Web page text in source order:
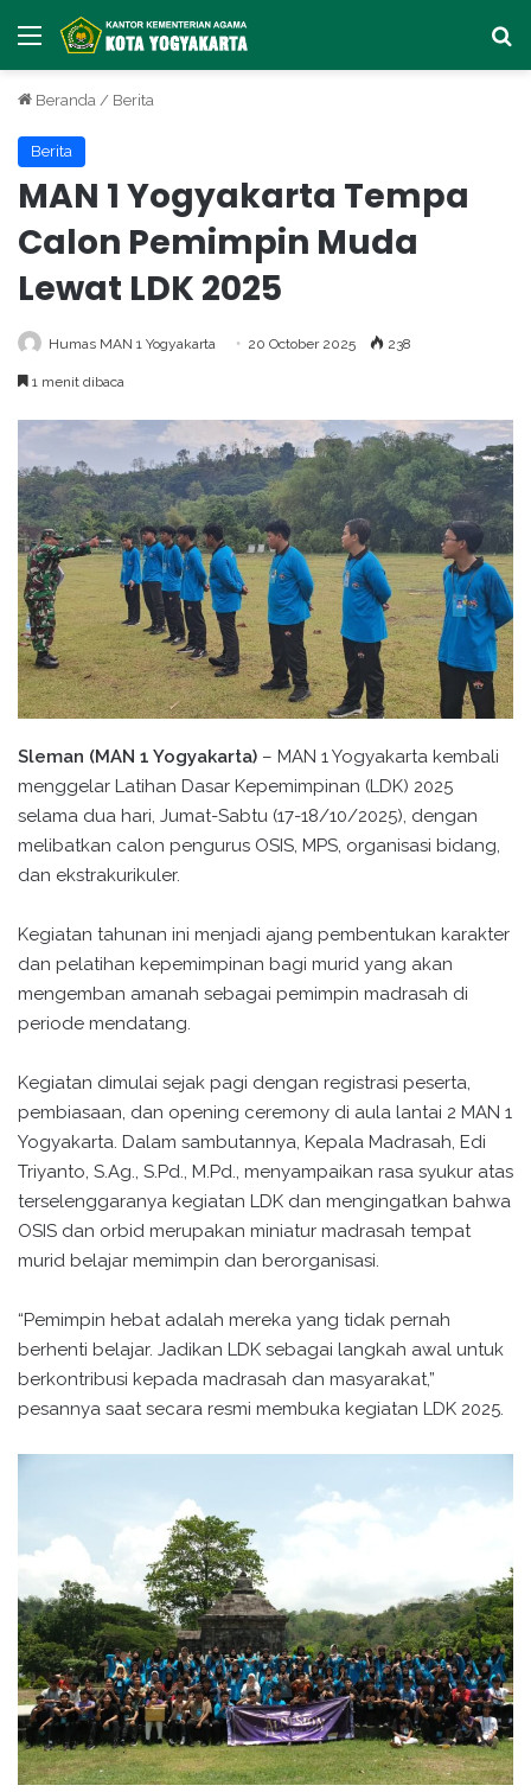
Menu
Beranda / Berita
Berita
MAN 1 Yogyakarta Tempa
Calon Pemimpin Muda
Lewat LDK 2025
Humas MAN 1 Yogyakarta 20 October 2025 238
1 menit dibaca
Sleman (MAN 1 Yogyakarta) – MAN 1 Yogyakarta kembali
menggelar Latihan Dasar Kepemimpinan (LDK) 2025
selama dua hari, Jumat-Sabtu (17-18/10/2025), dengan
melibatkan calon pengurus OSIS, MPS, organisasi bidang,
dan ekstrakurikuler.
Kegiatan tahunan ini menjadi ajang pembentukan karakter
dan pelatihan kepemimpinan bagi murid yang akan
mengemban amanah sebagai pemimpin madrasah di
periode mendatang.
Kegiatan dimulai sejak pagi dengan registrasi peserta,
pembiasaan, dan opening ceremony di aula lantai 2 MAN 1
Yogyakarta. Dalam sambutannya, Kepala Madrasah, Edi
Triyanto, S.Ag., S.Pd., M.Pd., menyampaikan rasa syukur atas
terselenggaranya kegiatan LDK dan mengingatkan bahwa
OSIS dan orbid merupakan miniatur madrasah tempat
murid belajar memimpin dan berorganisasi.
“Pemimpin hebat adalah mereka yang tidak pernah
berhenti belajar. Jadikan LDK sebagai langkah awal untuk
berkontribusi kepada madrasah dan masyarakat,”
pesannya saat secara resmi membuka kegiatan LDK 2025.